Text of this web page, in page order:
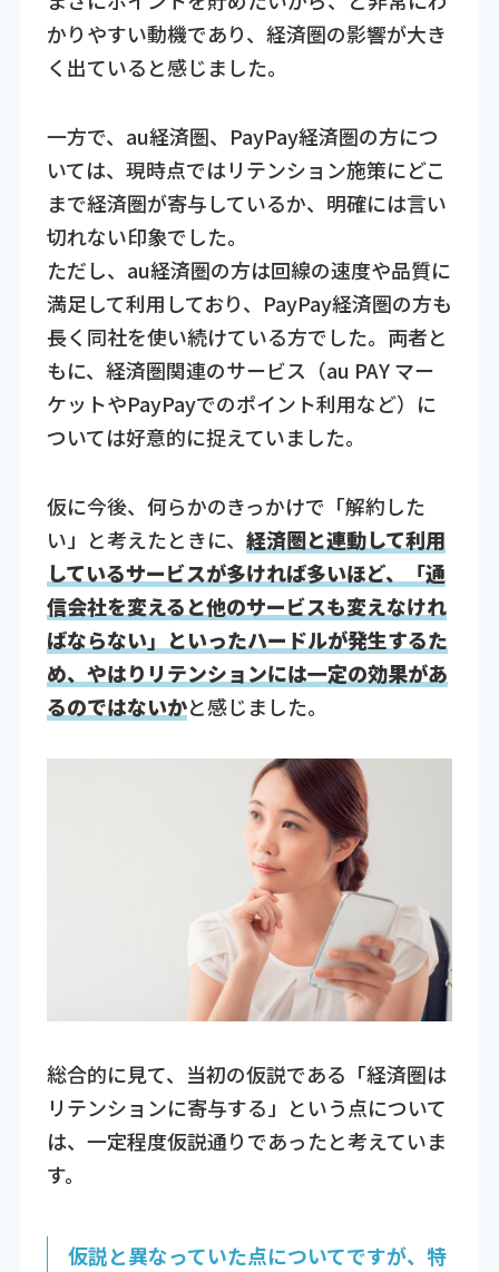
かりやすい動機であり、経済圏の影響が大き
く出ていると感じました。
一方で、au経済圏、PayPay経済圏の方につ
いては、現時点ではリテンション施策にどこ
まで経済圏が寄与しているか、明確には言い
切れない印象でした。
ただし、au経済圏の方は回線の速度や品質に
満足して利用しており、PayPay経済圏の方も
長く同社を使い続けている方でした。両者と
もに、経済圏関連のサービス（au PAY マー
ケットやPayPayでのポイント利用など）に
ついては好意的に捉えていました。
仮に今後、何らかのきっかけで「解約した
い」と考えたときに、 経済圏と連動して利用
しているサービスが多ければ多いほど、「通
信会社を変えると他のサービスも変えなけれ
ばならない」といったハードルが発生するた
め、やはりリテンションには一定の効果があ
るのではないかと感じました。
総合的に見て、当初の仮説である「経済圏は
リテンションに寄与する」という点について
は、一定程度仮説通りであったと考えていま
す。
仮説と異なっていた点についてですが、特